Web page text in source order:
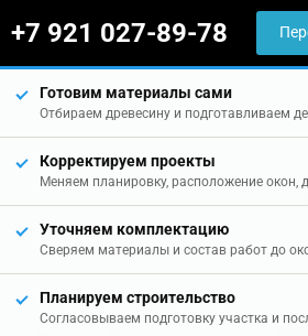
+7 921 027-89-78
Готовим материалы сами
Отбираем древесину и подготавливаем
Корректируем проекты
Меняем планировку, расположение окон,
Уточняем комплектацию
Сверяем материалы и состав работ до
Планируем строительство
Согласовываем подготовку участка и